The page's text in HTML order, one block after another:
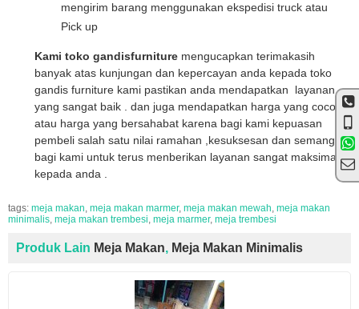
mengirim barang menggunakan ekspedisi truck atau
Pick up
Kami toko gandisfurniture mengucapkan terimakasih
banyak atas kunjungan dan kepercayan anda kepada toko
gandis furniture kami pastikan anda mendapatkan layanan
yang sangat baik . dan juga mendapatkan harga yang cocok
atau harga yang bersahabat karena bagi kami kepuasan
pembeli salah satu nilai ramahan ,kesuksesan dan semangat
bagi kami untuk terus menberikan layanan sangat maksimal
kepada anda .
tags: meja makan, meja makan marmer, meja makan mewah, meja makan
minimalis, meja makan trembesi, meja marmer, meja trembesi
Produk Lain Meja Makan, Meja Makan Minimalis